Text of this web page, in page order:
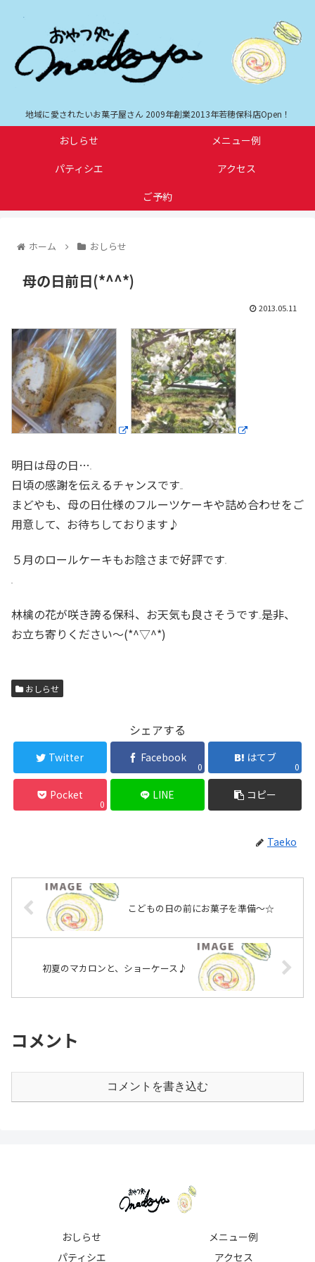
地域に愛されたいお菓子屋さん 2009年創業2013年若穂保科店Open！
おしらせ
メニュー例
パティシエ
アクセス
ご予約
ホーム おしらせ
母の日前日(*^^*)
2013.05.11
明日は母の日…
日頃の感謝を伝えるチャンスです
まどやも、母の日仕様のフルーツケーキや詰め合わせをご
用意して、お待ちしております♪
５月のロールケーキもお陰さまで好評です
林檎の花が咲き誇る保科、お天気も良さそうです 是非、
お立ち寄りください〜(*^▽^*)
おしらせ
シェアする
Twitter Facebook
0
はてブ
0
Pocket
0
LINE コピー
Taeko
こどもの日の前にお菓子を準備〜☆
初夏のマカロンと、ショーケース♪
コメント
コメントを書き込む
おしらせ
メニュー例
パティシエ
アクセス